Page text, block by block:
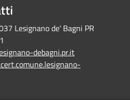
Lesignano de' Bagni PR
debagni.pr.it